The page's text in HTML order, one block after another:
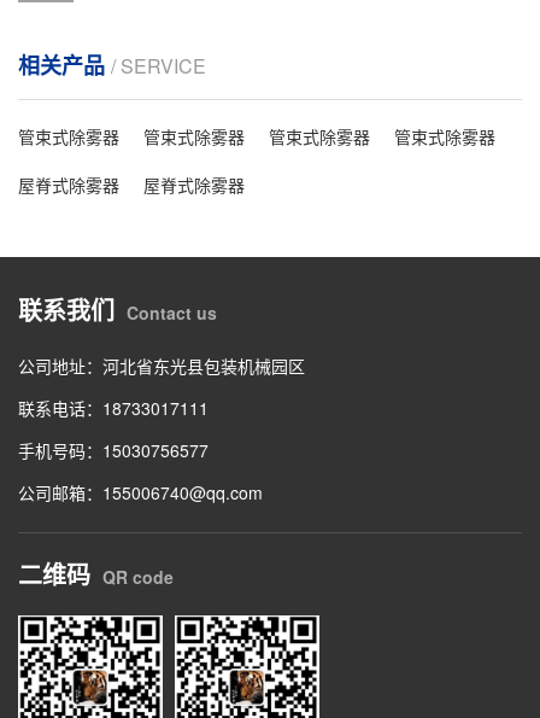
相关产品 / SERVICE
管束式除雾器 管束式除雾器 管束式除雾器
管束式除雾器
屋脊式除雾器
屋脊式除雾器
联系我们 Contact us
公司地址：河北省东光县包装机械园区
联系电话：18733017111
手机号码：15030756577
公司邮箱：155006740@qq.com
二维码 QR code